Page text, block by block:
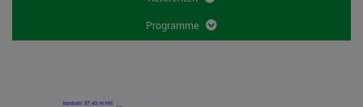
Programme